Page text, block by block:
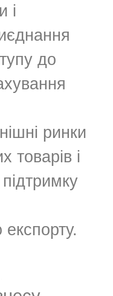
і
до
ринки
товарів і